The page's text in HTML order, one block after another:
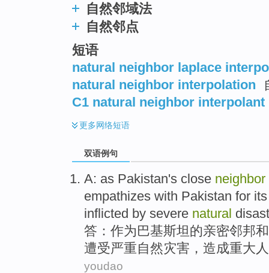
自然邻域法
自然邻点
短语
natural neighbor laplace
natural neighbor interpolation
C1 natural neighbor interpolant
更多网络短语
双语例句
A: as Pakistan's close neighbor
empathizes with Pakistan for
inflicted by severe natural
答 ： 作为巴基斯坦的亲密邻邦和
遭受严重自然灾害， 造成重大
youdao